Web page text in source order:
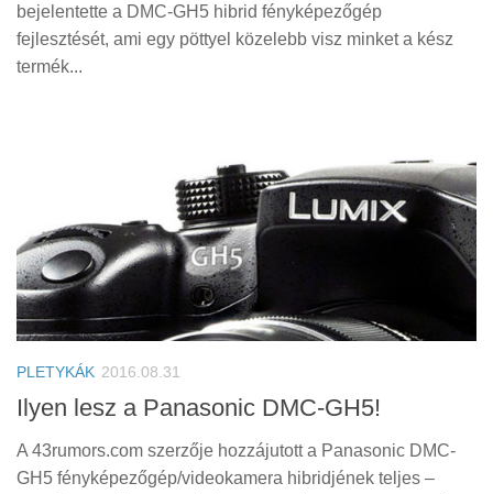
bejelentette a DMC-GH5 hibrid fényképezőgép
fejlesztését, ami egy pöttyel közelebb visz minket a kész
termék...
PLETYKÁK 2016.08.31
Ilyen lesz a Panasonic DMC-GH5!
A 43rumors.com szerzője hozzájutott a Panasonic DMC-
GH5 fényképezőgép/videokamera hibridjének teljes –